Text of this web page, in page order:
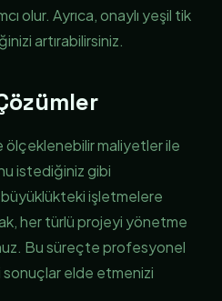
olur. Ayrıca, onaylı yeşil tik
artırabilirsiniz.
ölçeklenebilir maliyetler ile
istediğiniz gibi
büyüklükteki işletmelere
her türlü projeyi yönetme
Bu süreçte profesyonel
elde etmenizi